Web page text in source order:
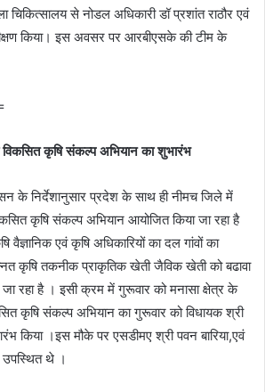
चिकित्सालय से नोडल अधिकारी डॉ प्रशांत राठौर एवं
किया। इस अवसर पर आरबीएसके की टीम के
विकसि‍त कृषि सं‍कल्‍प अभियान का शुभारंभ
के निर्देशानुसार प्रदेश के साथ ही नीमच जिले में
कृषि संकल्‍प अभियान आयोजित किया जा रहा है
एवं कृषि अधिकारियों का दल गांवों का
कृषि तकनीक प्राकृतिक खेती जैविक खेती को बढावा
रहा है । इसी क्रम में गुरूवार को मनासा क्षेत्र के
कृषि संकल्प अभियान का गुरूवार को विधायक श्री
किया ।इस मौके पर एसडीमए श्री पवन बारिया,एवं
उपस्थित थे ।